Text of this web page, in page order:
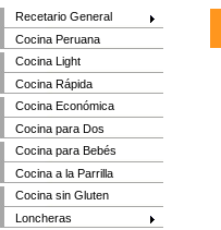
Recetario General
Cocina Peruana
Cocina Light
Cocina Rápida
Cocina Económica
Cocina para Dos
Cocina para Bebés
Cocina a la Parrilla
Cocina sin Gluten
Loncheras